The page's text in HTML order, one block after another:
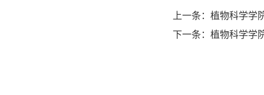
上一条： 植物科学学
下一条： 植物科学学